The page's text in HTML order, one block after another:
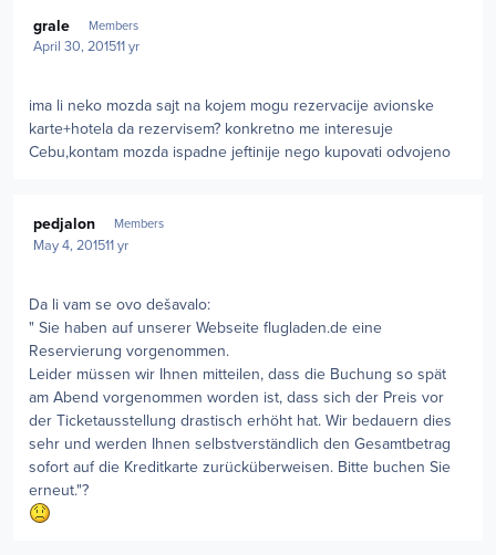
grale Members
April 30, 201511 yr
ima li neko mozda sajt na kojem mogu rezervacije avionske
karte+hotela da rezervisem? konkretno me interesuje
Cebu,kontam mozda ispadne jeftinije nego kupovati odvojeno
pedjalon Members
May 4, 201511 yr
Da li vam se ovo dešavalo:
" Sie haben auf unserer Webseite flugladen.de eine
Reservierung vorgenommen.
Leider müssen wir Ihnen mitteilen, dass die Buchung so spät
am Abend vorgenommen worden ist, dass sich der Preis vor
der Ticketausstellung drastisch erhöht hat. Wir bedauern dies
sehr und werden Ihnen selbstverständlich den Gesamtbetrag
sofort auf die Kreditkarte zurücküberweisen. Bitte buchen Sie
erneut."?